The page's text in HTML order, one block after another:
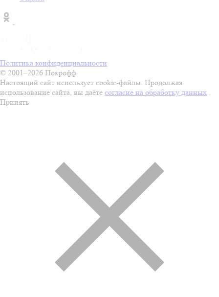
Политика конфиденциальности
© 2001–2026 Покрофф
Настоящий сайт использует cookie-файлы. Продолжая
использование сайта, вы даёте согласие на обработку данных .
Принять